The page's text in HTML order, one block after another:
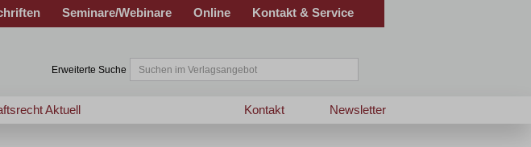
Seminare/Webinare Online Kontakt & Service
Erweiterte Suche
Aktuell Newsletter
Kontakt